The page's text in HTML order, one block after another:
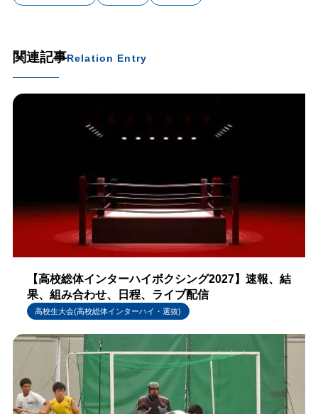
関連記事Relation Entry
【高校総体インターハイボクシング2027】速報、結
果、組み合わせ、日程、ライブ配信
高校生大会(高校総体インターハイ・選抜)